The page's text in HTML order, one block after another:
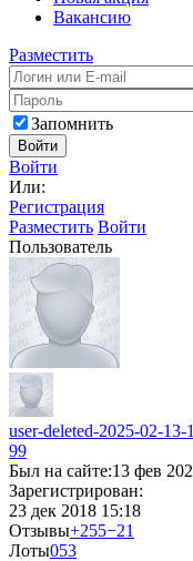
Вакансию
Разместить
Запомнить
Войти
Войти
Или:
Регистрация
Разместить Войти
Пользователь
user-deleted-2025-02-13-
99
Был на сайте:13 фев
Зарегистрирован:
23 дек 2018 15:18
Отзывы+255−21
Лоты053